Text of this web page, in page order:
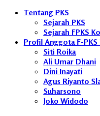
Tentang PKS
Sejarah PKS
Sejarah FPKS
Profil Anggota F-
Siti Roika
Ali Umar Dhani
Dini Inayati
Agus Riyanto
Suharsono
Joko Widodo